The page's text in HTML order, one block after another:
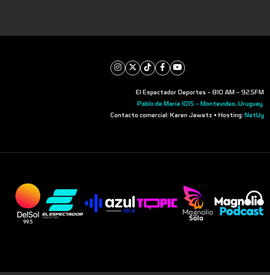
El Espectador Deportes - 810 AM - 92.5FM
Pablo de María 1015 - Montevideo, Uruguay.
Contacto comercial: Karen Jawetz • Hosting: NetUy